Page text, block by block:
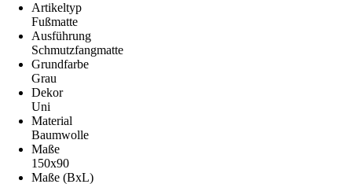
Artikeltyp
Fußmatte
Ausführung
Schmutzfangmatte
Grundfarbe
Grau
Dekor
Uni
Material
Baumwolle
Maße
150x90
Maße (BxL)